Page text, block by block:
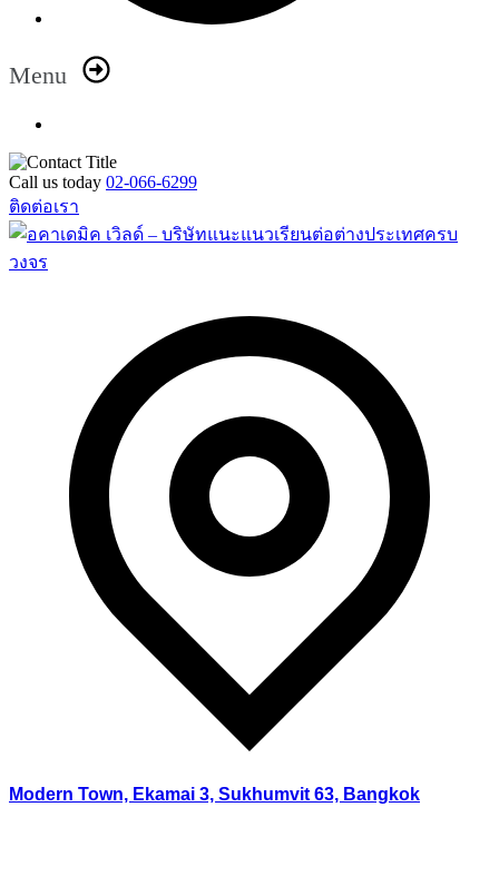
Menu
Call us today 02-066-6299
ติดต่อเรา
Modern Town, Ekamai 3, Sukhumvit 63, Bangkok